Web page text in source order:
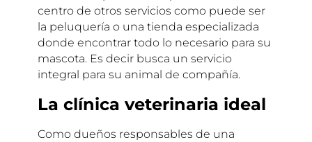
centro de otros servicios como puede ser
la peluquería o una tienda especializada
donde encontrar todo lo necesario para su
mascota. Es decir busca un servicio
integral para su animal de compañía.
La clínica veterinaria ideal
Como dueños responsables de una